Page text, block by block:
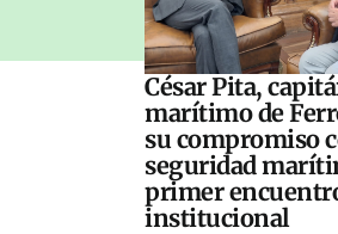
César Pita,
marítimo de
su compromiso
seguridad
primer
institucional